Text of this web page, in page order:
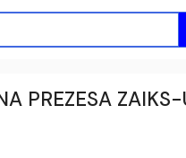
PREZESA ZAIKS-